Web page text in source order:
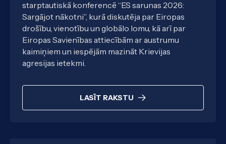
starptautiskā konferencē “ES sarunas 2026:
Sargājot nākotni”, kurā diskutēja par Eiropas
drošību, vienotību un globālo lomu, kā arī par
Eiropas Savienības attiecībām ar austrumu
kaimiņiem un iespējām mazināt Krievijas
agresijas ietekmi.
LASĪT RAKSTU